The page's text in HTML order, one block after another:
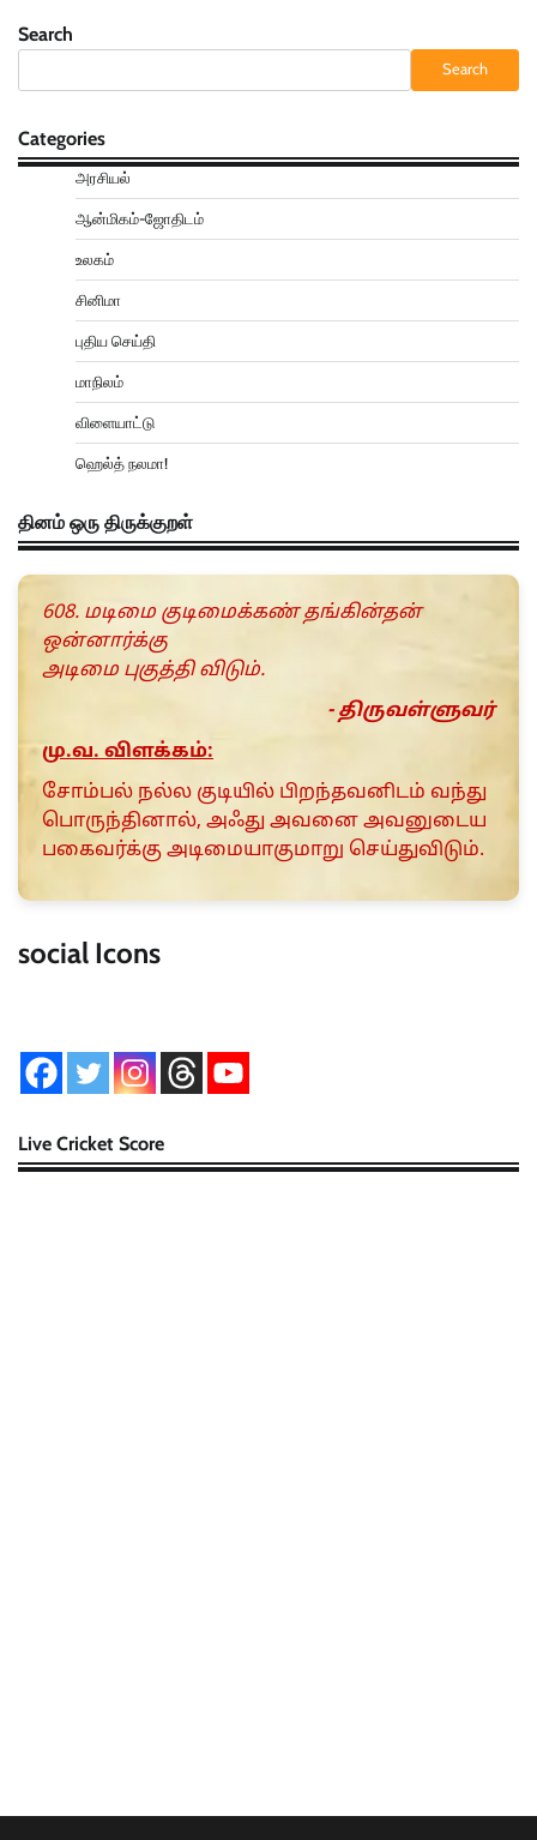
Search
Search
Categories
அரசியல்
ஆன்மிகம்-ஜோதிடம்
உலகம்
சினிமா
புதிய செய்தி
மாநிலம்
விளையாட்டு
ஹெல்த் நலமா!
தினம் ஒரு திருக்குறள்
608. மடிமை குடிமைக்கண் தங்கின்தன்
ஒன்னார்க்கு
அடிமை புகுத்தி விடும்.
- திருவள்ளுவர்
மு.வ. விளக்கம்:
சோம்பல் நல்ல குடியில் பிறந்தவனிடம் வந்து
பொருந்தினால், அஃது அவனை அவனுடைய
பகைவர்க்கு அடிமையாகுமாறு செய்துவிடும்.
social Icons
Live Cricket Score